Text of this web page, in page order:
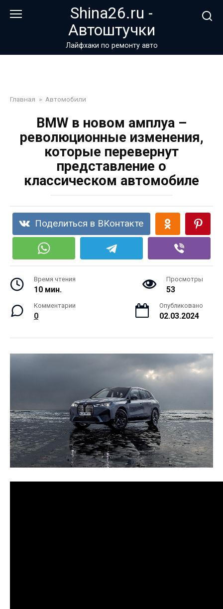
Shina26.ru -
Автоштучки
Лайфхаки по ремонту авто
Главная » Автомобили
BMW в новом амплуа –
революционные изменения,
которые перевернут
представление о
классическом автомобиле
Поделиться в ВКонтакте
Время чтения
10 мин.
Просмотры
53
Комментарии
0
Опубликовано
02.03.2024